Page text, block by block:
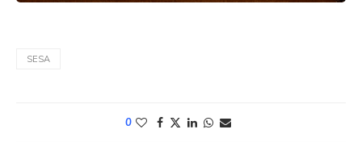
SESA
0